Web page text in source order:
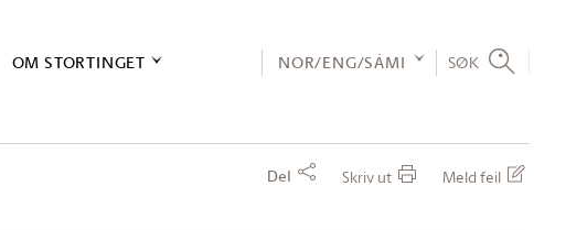
OM STORTINGET NOR/ENG/SÁMI SØK
Del Skriv ut Meld feil